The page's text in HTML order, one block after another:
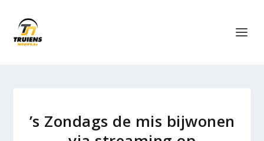
’s Zondags de mis bijwonen